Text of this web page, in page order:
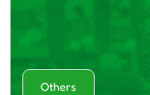
Others